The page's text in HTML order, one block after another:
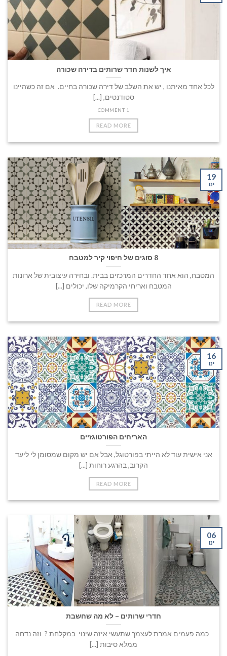
איך לשנות חדר שרותים בדירה שכורה
לכל אחד מאיתנו , יש את השלב של דירה שכורה בחיים. אם זה כשהיינו
סטודנטים, [...]
1 COMMENT
READ MORE
8 סוגים של חיפוי קיר למטבח
המטבח, הוא אחד החדרים המרכזים בבית. ובחירה עיצובית של ארונות
המטבח ואריחי הקרמיקה שלו, יכולים [...]
READ MORE
19
ינו
האריחים הפורטוגזיים
אני אישית עוד לא הייתי בפורטוגל, אבל אם יש מקום שמסומן לי ליעד
הקרוב, בהרגע רוחות [...]
READ MORE
16
ינו
חדרי שרותים – לא מה שחשבת
כמה פעמים אמרת לעצמך שתעשי איזה שינוי במקלחת ? ⁠ וזה נדחה
ממלא סיבות [...]
06
ינו